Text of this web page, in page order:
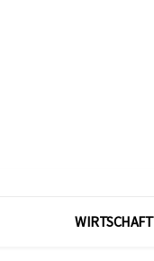
WIRTSCHAFT